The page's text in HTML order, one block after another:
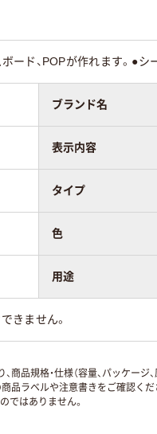
ード、POPが作れます。●シ
ブランド名
表示内容
タイプ
色
用途
きません。
規格・仕様（容量、パッケー
ラベルや注意書きをご確認く
ではありません。